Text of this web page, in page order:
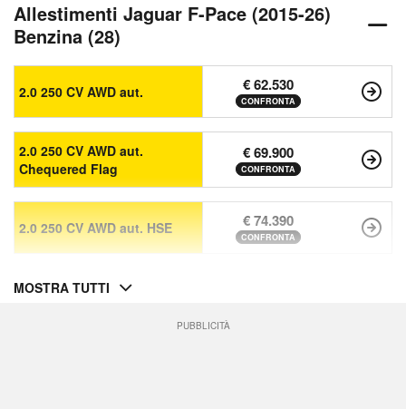
Allestimenti Jaguar F-Pace (2015-26)
Benzina (28)
2.0 250 CV AWD aut. € 62.530
CONFRONTA
2.0 250 CV AWD aut.
Chequered Flag
€ 69.900
CONFRONTA
2.0 250 CV AWD aut. HSE € 74.390
CONFRONTA
MOSTRA TUTTI
PUBBLICITÀ